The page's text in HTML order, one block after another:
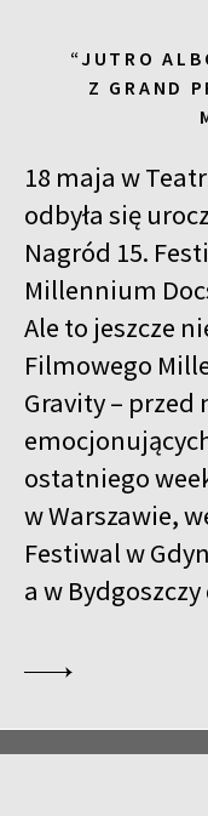
“JUTRO
Z GRAND
18 maja w
odbyła się
Nagród 15.
Millennium
Ale to jeszcze
Filmowego
Gravity – przed
ostatniego
w Warszawie,
Festiwal w
a w